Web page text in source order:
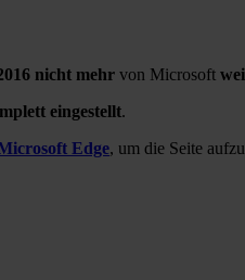
nicht mehr von Microsoft
eingestellt.
Edge, um die Seite